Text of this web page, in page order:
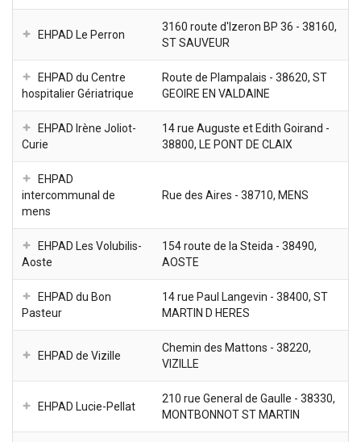
EHPAD Le Perron
3160 route d'Izeron BP 36 - 38160,
ST SAUVEUR
EHPAD du Centre
hospitalier Gériatrique
Route de Plampalais - 38620, ST
GEOIRE EN VALDAINE
EHPAD Irène Joliot-
Curie
14 rue Auguste et Edith Goirand -
38800, LE PONT DE CLAIX
EHPAD
intercommunal de
mens
Rue des Aires - 38710, MENS
EHPAD Les Volubilis-
Aoste
154 route de la Steida - 38490,
AOSTE
EHPAD du Bon
Pasteur
14 rue Paul Langevin - 38400, ST
MARTIN D HERES
EHPAD de Vizille
Chemin des Mattons - 38220,
VIZILLE
EHPAD Lucie-Pellat
210 rue General de Gaulle - 38330,
MONTBONNOT ST MARTIN